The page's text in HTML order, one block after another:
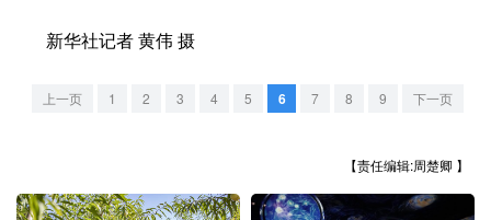
陕西 甘肃
English Español Français عربى
新华社记者 黄伟 摄
上一页 1 2 3 4 5 6 7 8 9 下一页
【责任编辑:周楚卿 】